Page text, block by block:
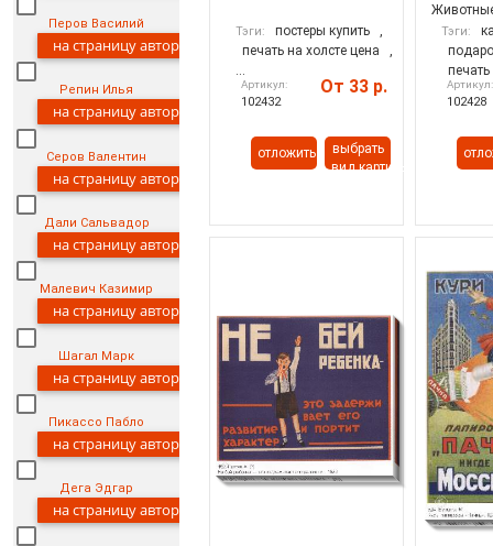
Перов Василий
на страницу автора
Репин Илья
на страницу автора
Серов Валентин
на страницу автора
Дали Сальвадор
на страницу автора
Малевич Казимир
на страницу автора
Шагал Марк
на страницу автора
Пикассо Пабло
на страницу автора
Дега Эдгар
на страницу автора
Тэги: постеры купить
,
печать на холсте цена
,
...
Артикул:
102432
От 33 р.
отложить
выбрать
вид картины
Тэги:
Артикул:
102428